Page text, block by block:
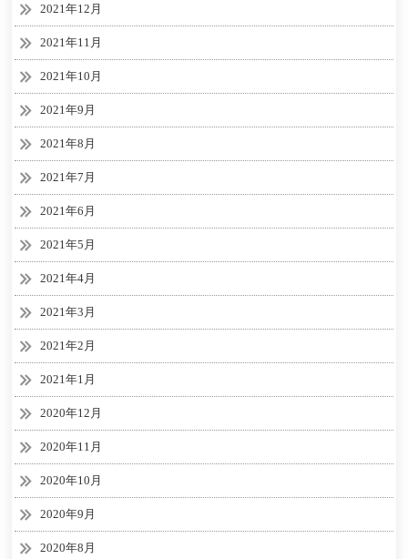
2021年12月
2021年11月
2021年10月
2021年9月
2021年8月
2021年7月
2021年6月
2021年5月
2021年4月
2021年3月
2021年2月
2021年1月
2020年12月
2020年11月
2020年10月
2020年9月
2020年8月